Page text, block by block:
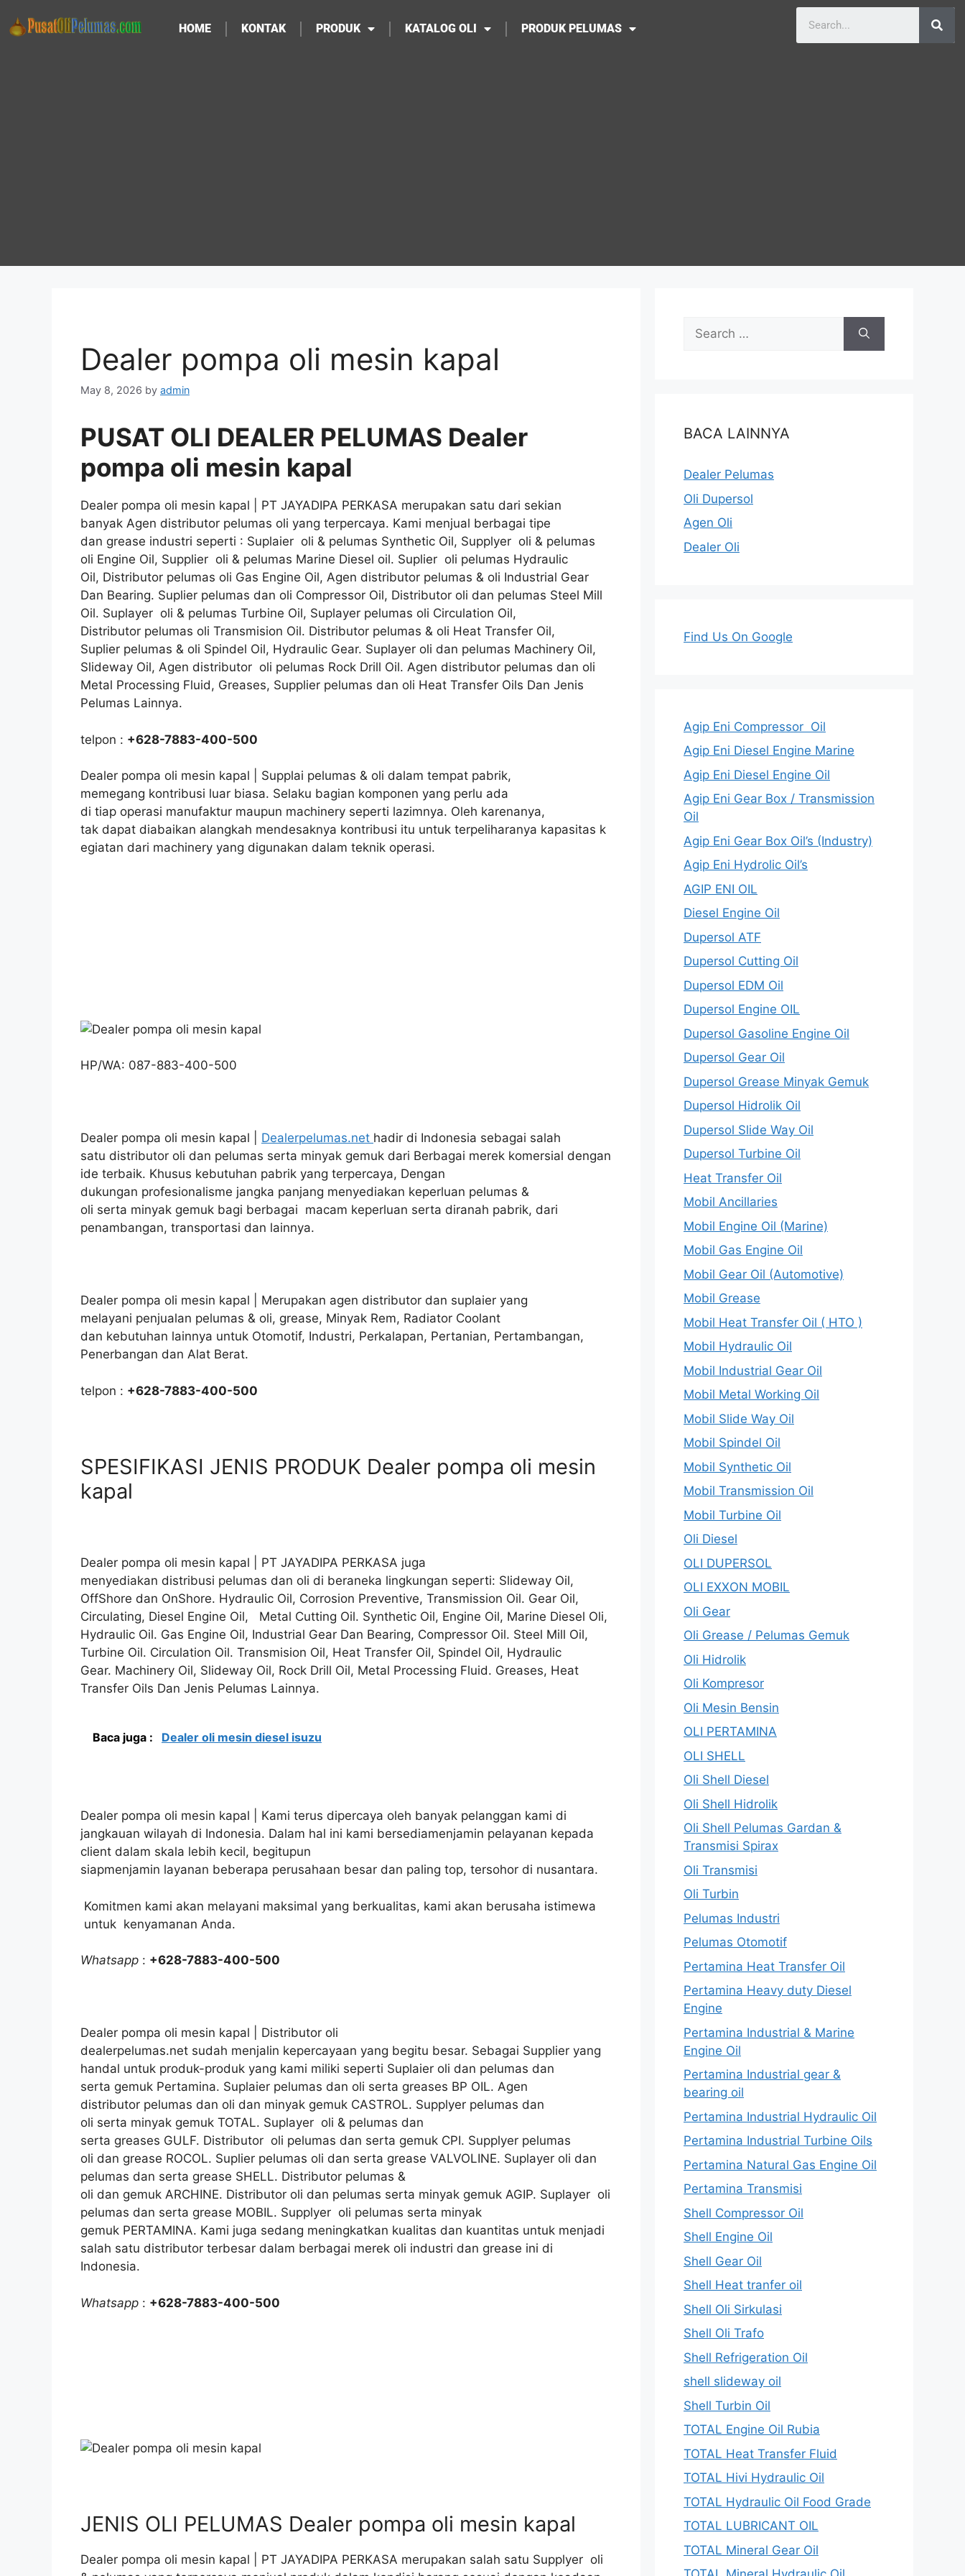
HOME KONTAK PRODUK KATALOG OLI PRODUK PELUMAS
Dealer pompa oli mesin kapal
May 8, 2026 by admin
PUSAT OLI DEALER PELUMAS Dealer
pompa oli mesin kapal
Dealer pompa oli mesin kapal | PT JAYADIPA PERKASA merupakan satu dari sekian
banyak Agen distributor pelumas oli yang terpercaya. Kami menjual berbagai tipe
dan grease industri seperti : Suplaier oli & pelumas Synthetic Oil, Supplyer oli & pelumas
oli Engine Oil, Supplier oli & pelumas Marine Diesel oil. Suplier oli pelumas Hydraulic
Oil, Distributor pelumas oli Gas Engine Oil, Agen distributor pelumas & oli Industrial Gear
Dan Bearing. Suplier pelumas dan oli Compressor Oil, Distributor oli dan pelumas Steel Mill
Oil. Suplayer oli & pelumas Turbine Oil, Suplayer pelumas oli Circulation Oil,
Distributor pelumas oli Transmision Oil. Distributor pelumas & oli Heat Transfer Oil,
Suplier pelumas & oli Spindel Oil, Hydraulic Gear. Suplayer oli dan pelumas Machinery Oil,
Slideway Oil, Agen distributor oli pelumas Rock Drill Oil. Agen distributor pelumas dan oli
Metal Processing Fluid, Greases, Supplier pelumas dan oli Heat Transfer Oils Dan Jenis
Pelumas Lainnya.
telpon : +628-7883-400-500
Dealer pompa oli mesin kapal | Supplai pelumas & oli dalam tempat pabrik,
memegang kontribusi luar biasa. Selaku bagian komponen yang perlu ada
di tiap operasi manufaktur maupun machinery seperti lazimnya. Oleh karenanya,
tak dapat diabaikan alangkah mendesaknya kontribusi itu untuk terpeliharanya kapasitas k
egiatan dari machinery yang digunakan dalam teknik operasi.
HP/WA: 087-883-400-500
Dealer pompa oli mesin kapal | Dealerpelumas.net hadir di Indonesia sebagai salah
satu distributor oli dan pelumas serta minyak gemuk dari Berbagai merek komersial dengan
ide terbaik. Khusus kebutuhan pabrik yang terpercaya, Dengan
dukungan profesionalisme jangka panjang menyediakan keperluan pelumas &
oli serta minyak gemuk bagi berbagai macam keperluan serta diranah pabrik, dari
penambangan, transportasi dan lainnya.
Dealer pompa oli mesin kapal | Merupakan agen distributor dan suplaier yang
melayani penjualan pelumas & oli, grease, Minyak Rem, Radiator Coolant
dan kebutuhan lainnya untuk Otomotif, Industri, Perkalapan, Pertanian, Pertambangan,
Penerbangan dan Alat Berat.
telpon : +628-7883-400-500
SPESIFIKASI JENIS PRODUK Dealer pompa oli mesin
kapal
Dealer pompa oli mesin kapal | PT JAYADIPA PERKASA juga
menyediakan distribusi pelumas dan oli di beraneka lingkungan seperti: Slideway Oil,
OffShore dan OnShore. Hydraulic Oil, Corrosion Preventive, Transmission Oil. Gear Oil,
Circulating, Diesel Engine Oil, Metal Cutting Oil. Synthetic Oil, Engine Oil, Marine Diesel Oli,
Hydraulic Oil. Gas Engine Oil, Industrial Gear Dan Bearing, Compressor Oil. Steel Mill Oil,
Turbine Oil. Circulation Oil. Transmision Oil, Heat Transfer Oil, Spindel Oil, Hydraulic
Gear. Machinery Oil, Slideway Oil, Rock Drill Oil, Metal Processing Fluid. Greases, Heat
Transfer Oils Dan Jenis Pelumas Lainnya.
Baca juga : Dealer oli mesin diesel isuzu
Dealer pompa oli mesin kapal | Kami terus dipercaya oleh banyak pelanggan kami di
jangkauan wilayah di Indonesia. Dalam hal ini kami bersediamenjamin pelayanan kepada
client dalam skala lebih kecil, begitupun
siapmenjamin layanan beberapa perusahaan besar dan paling top, tersohor di nusantara.
Komitmen kami akan melayani maksimal yang berkualitas, kami akan berusaha istimewa
untuk kenyamanan Anda.
Whatsapp : +628-7883-400-500
Dealer pompa oli mesin kapal | Distributor oli
dealerpelumas.net sudah menjalin kepercayaan yang begitu besar. Sebagai Supplier yang
handal untuk produk-produk yang kami miliki seperti Suplaier oli dan pelumas dan
serta gemuk Pertamina. Suplaier pelumas dan oli serta greases BP OIL. Agen
distributor pelumas dan oli dan minyak gemuk CASTROL. Supplyer pelumas dan
oli serta minyak gemuk TOTAL. Suplayer oli & pelumas dan
serta greases GULF. Distributor oli pelumas dan serta gemuk CPI. Supplyer pelumas
oli dan grease ROCOL. Suplier pelumas oli dan serta grease VALVOLINE. Suplayer oli dan
pelumas dan serta grease SHELL. Distributor pelumas &
oli dan gemuk ARCHINE. Distributor oli dan pelumas serta minyak gemuk AGIP. Suplayer oli
pelumas dan serta grease MOBIL. Supplyer oli pelumas serta minyak
gemuk PERTAMINA. Kami juga sedang meningkatkan kualitas dan kuantitas untuk menjadi
salah satu distributor terbesar dalam berbagai merek oli industri dan grease ini di
Indonesia.
Whatsapp : +628-7883-400-500
JENIS OLI PELUMAS Dealer pompa oli mesin kapal
Dealer pompa oli mesin kapal | PT JAYADIPA PERKASA merupakan salah satu Supplyer oli
BACA LAINNYA
Dealer Pelumas
Oli Dupersol
Agen Oli
Dealer Oli
Find Us On Google
Agip Eni Compressor Oil
Agip Eni Diesel Engine Marine
Agip Eni Diesel Engine Oil
Agip Eni Gear Box / Transmission
Oil
Agip Eni Gear Box Oil’s (Industry)
Agip Eni Hydrolic Oil’s
AGIP ENI OIL
Diesel Engine Oil
Dupersol ATF
Dupersol Cutting Oil
Dupersol EDM Oil
Dupersol Engine OIL
Dupersol Gasoline Engine Oil
Dupersol Gear Oil
Dupersol Grease Minyak Gemuk
Dupersol Hidrolik Oil
Dupersol Slide Way Oil
Dupersol Turbine Oil
Heat Transfer Oil
Mobil Ancillaries
Mobil Engine Oil (Marine)
Mobil Gas Engine Oil
Mobil Gear Oil (Automotive)
Mobil Grease
Mobil Heat Transfer Oil ( HTO )
Mobil Hydraulic Oil
Mobil Industrial Gear Oil
Mobil Metal Working Oil
Mobil Slide Way Oil
Mobil Spindel Oil
Mobil Synthetic Oil
Mobil Transmission Oil
Mobil Turbine Oil
Oli Diesel
OLI DUPERSOL
OLI EXXON MOBIL
Oli Gear
Oli Grease / Pelumas Gemuk
Oli Hidrolik
Oli Kompresor
Oli Mesin Bensin
OLI PERTAMINA
OLI SHELL
Oli Shell Diesel
Oli Shell Hidrolik
Oli Shell Pelumas Gardan &
Transmisi Spirax
Oli Transmisi
Oli Turbin
Pelumas Industri
Pelumas Otomotif
Pertamina Heat Transfer Oil
Pertamina Heavy duty Diesel
Engine
Pertamina Industrial & Marine
Engine Oil
Pertamina Industrial gear &
bearing oil
Pertamina Industrial Hydraulic Oil
Pertamina Industrial Turbine Oils
Pertamina Natural Gas Engine Oil
Pertamina Transmisi
Shell Compressor Oil
Shell Engine Oil
Shell Gear Oil
Shell Heat tranfer oil
Shell Oli Sirkulasi
Shell Oli Trafo
Shell Refrigeration Oil
shell slideway oil
Shell Turbin Oil
TOTAL Engine Oil Rubia
TOTAL Heat Transfer Fluid
TOTAL Hivi Hydraulic Oil
TOTAL Hydraulic Oil Food Grade
TOTAL LUBRICANT OIL
TOTAL Mineral Gear Oil